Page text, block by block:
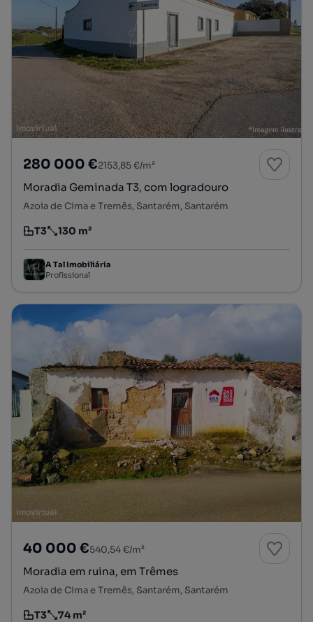
280 000 €2153,85 €/m²
Moradia Geminada T3, com logradouro
Azoia de Cima e Tremês, Santarém, Santarém
Tipologia
T3
Preço por metro quadrado
130 m²
A Tal Imobiliária
Profissional
40 000 €540,54 €/m²
Moradia em ruina, em Trêmes
Azoia de Cima e Tremês, Santarém, Santarém
T3 74 m²